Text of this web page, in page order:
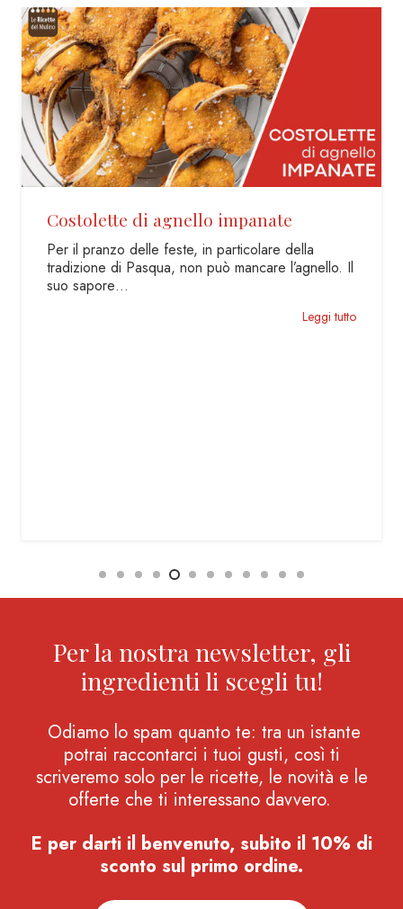
Riso al Forno Zucca e Porri
Proprio come il titolo di un libro, qui si va “al ritmo
delle stagioni”: cambiano i colori, cambiano…
Per la nostra newsletter, gli
ingredienti li scegli tu!
Odiamo lo spam quanto te: tra un istante
potrai raccontarci i tuoi gusti, così ti
scriveremo solo per le ricette, le novità e le
offerte che ti interessano davvero.
E per darti il benvenuto, subito il 10% di
sconto sul primo ordine.